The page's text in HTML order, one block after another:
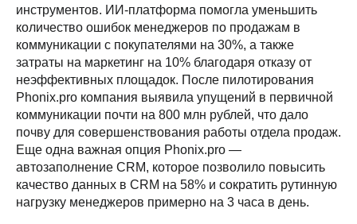
инструментов. ИИ-платформа помогла уменьшить
количество ошибок менеджеров по продажам в
коммуникации с покупателями на 30%, а также
затраты на маркетинг на 10% благодаря отказу от
неэффективных площадок. После пилотирования
Phonix.pro компания выявила упущений в первичной
коммуникации почти на 800 млн рублей, что дало
почву для совершенствования работы отдела продаж.
Еще одна важная опция Phonix.pro —
автозаполнение CRM, которое позволило повысить
качество данных в CRM на 58% и сократить рутинную
нагрузку менеджеров примерно на 3 часа в день.